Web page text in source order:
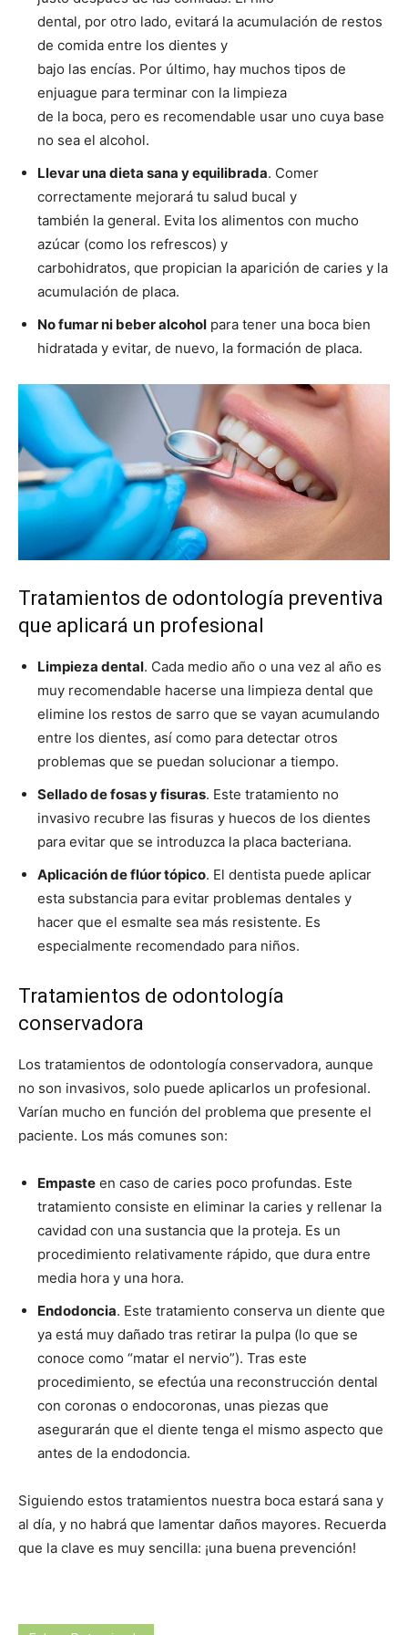
dental, por otro lado, evitará la acumulación de restos
de comida entre los dientes y
bajo las encías. Por último, hay muchos tipos de
enjuague para terminar con la limpieza
de la boca, pero es recomendable usar uno cuya base
no sea el alcohol.
Llevar una dieta sana y equilibrada. Comer
correctamente mejorará tu salud bucal y
también la general. Evita los alimentos con mucho
azúcar (como los refrescos) y
carbohidratos, que propician la aparición de caries y la
acumulación de placa.
No fumar ni beber alcohol para tener una boca bien
hidratada y evitar, de nuevo, la formación de placa.
Tratamientos de odontología preventiva
que aplicará un profesional
Limpieza dental. Cada medio año o una vez al año es
muy recomendable hacerse una limpieza dental que
elimine los restos de sarro que se vayan acumulando
entre los dientes, así como para detectar otros
problemas que se puedan solucionar a tiempo.
Sellado de fosas y fisuras. Este tratamiento no
invasivo recubre las fisuras y huecos de los dientes
para evitar que se introduzca la placa bacteriana.
Aplicación de flúor tópico. El dentista puede aplicar
esta substancia para evitar problemas dentales y
hacer que el esmalte sea más resistente. Es
especialmente recomendado para niños.
Tratamientos de odontología
conservadora
Los tratamientos de odontología conservadora, aunque
no son invasivos, solo puede aplicarlos un profesional.
Varían mucho en función del problema que presente el
paciente. Los más comunes son:
Empaste en caso de caries poco profundas. Este
tratamiento consiste en eliminar la caries y rellenar la
cavidad con una sustancia que la proteja. Es un
procedimiento relativamente rápido, que dura entre
media hora y una hora.
Endodoncia. Este tratamiento conserva un diente que
ya está muy dañado tras retirar la pulpa (lo que se
conoce como “matar el nervio”). Tras este
procedimiento, se efectúa una reconstrucción dental
con coronas o endocoronas, unas piezas que
asegurarán que el diente tenga el mismo aspecto que
antes de la endodoncia.
Siguiendo estos tratamientos nuestra boca estará sana y
al día, y no habrá que lamentar daños mayores. Recuerda
que la clave es muy sencilla: ¡una buena prevención!